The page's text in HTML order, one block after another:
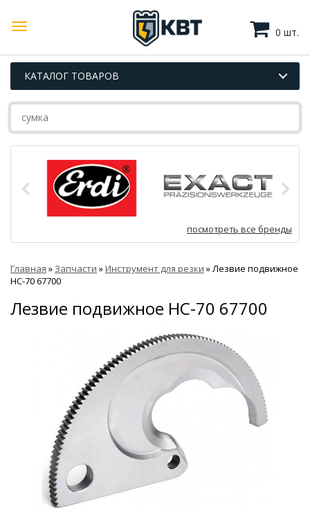
0 шт.
КАТАЛОГ ТОВАРОВ
посмотреть все бренды
Главная » Запчасти »Инструмент для резки » Лезвие подвижное
НС-70 67700
Лезвие подвижное НС-70 67700